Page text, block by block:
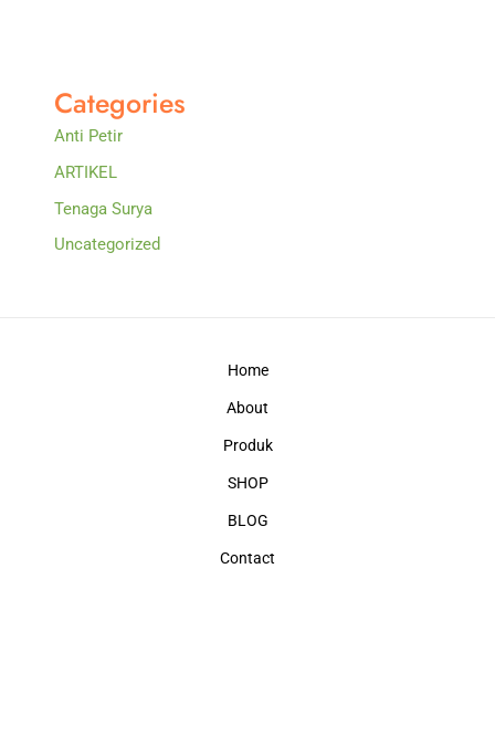
Categories
Anti Petir
ARTIKEL
Tenaga Surya
Uncategorized
Home
About
Produk
SHOP
BLOG
Contact